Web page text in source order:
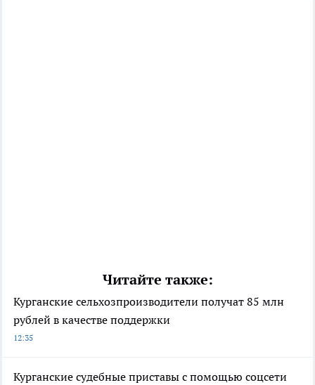
Читайте также:
Курганские сельхозпроизводители получат 85 млн
рублей в качестве поддержки
12:35
Курганские судебные приставы с помощью соцсети